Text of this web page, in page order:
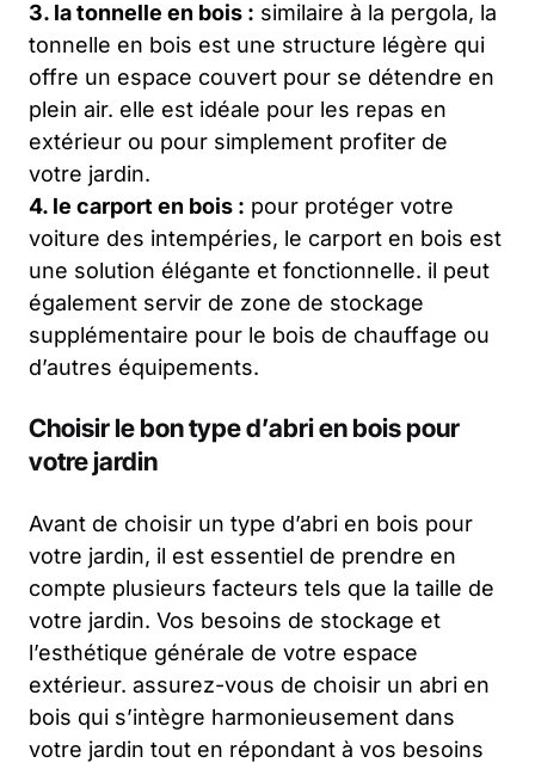
3. la tonnelle en bois : similaire à la pergola, la
tonnelle en bois est une structure légère qui
offre un espace couvert pour se détendre en
plein air. elle est idéale pour les repas en
extérieur ou pour simplement profiter de
votre jardin.
4. le carport en bois : pour protéger votre
voiture des intempéries, le carport en bois est
une solution élégante et fonctionnelle. il peut
également servir de zone de stockage
supplémentaire pour le bois de chauffage ou
d’autres équipements.
Choisir le bon type d’abri en bois pour
votre jardin
Avant de choisir un type d’abri en bois pour
votre jardin, il est essentiel de prendre en
compte plusieurs facteurs tels que la taille de
votre jardin. Vos besoins de stockage et
l’esthétique générale de votre espace
extérieur. assurez-vous de choisir un abri en
bois qui s’intègre harmonieusement dans
votre jardin tout en répondant à vos besoins